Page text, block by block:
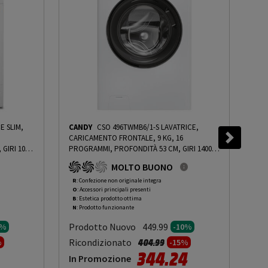
SLIM,
GIRI 1000
ROCN
da
CANDY CSO 496TWMB6/1-S LAVATRICE,
CARICAMENTO FRONTALE, 9 KG, 16
PROGRAMMI, PROFONDITÀ 53 CM, GIRI 1400
RPM, BIANCO, LIVELLO RUMOROSITÀ
CENTRIFUGA 76 DB(A), CLASSE A - PRMG
GRADING ROBN - 10%-PRMG GRADING ROBN
- 10%
MOLTO BUONO
R: Confezione non originale integra
O: Accessori principali presenti
B: Estetica prodotto ottima
N: Prodotto funzionante
Prodotto Nuovo 449.99 -10%
Ricondizionato Prezzo ridotto da
404.99a-15%
In Promozione 344.24